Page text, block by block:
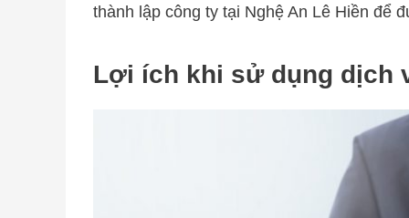
thành lập công ty tại Nghệ An Lê Hiền để
Lợi ích khi sử dụng dịch